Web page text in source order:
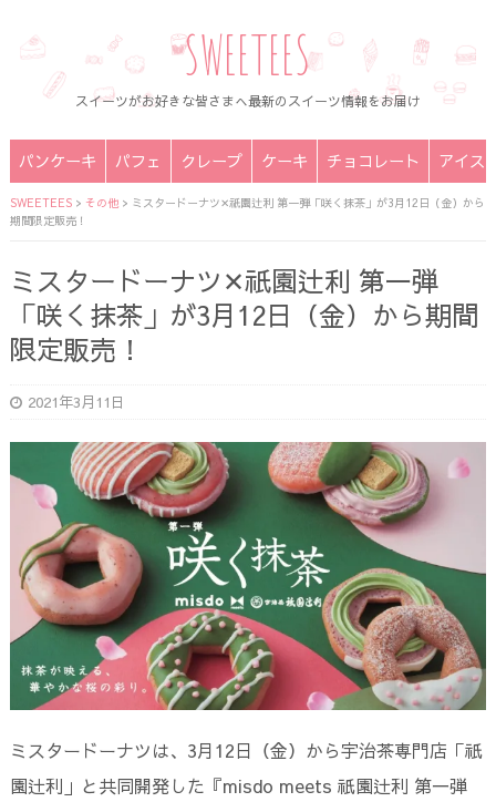
SWEETEES
スイーツがお好きな皆さまへ最新のスイーツ情報をお届け
パンケーキ パフェ クレープ ケーキ チョコレート アイス
SWEETEES> その他> ミスタードーナツ✕祇園辻利 第一弾「咲く抹茶」が3月12日（金）から
期間限定販売！
ミスタードーナツ✕祇園辻利 第一弾
「咲く抹茶」が3月12日（金）から期間
限定販売！
2021年3月11日
ミスタードーナツは、3月12日（金）から宇治茶専門店「祇
園辻利」と共同開発した『misdo meets 祇園辻利 第一弾